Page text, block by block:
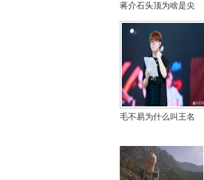
蒋介石头顶为啥是尖
的？头尖的人是上等面
毛不易为什么叫王名
什么